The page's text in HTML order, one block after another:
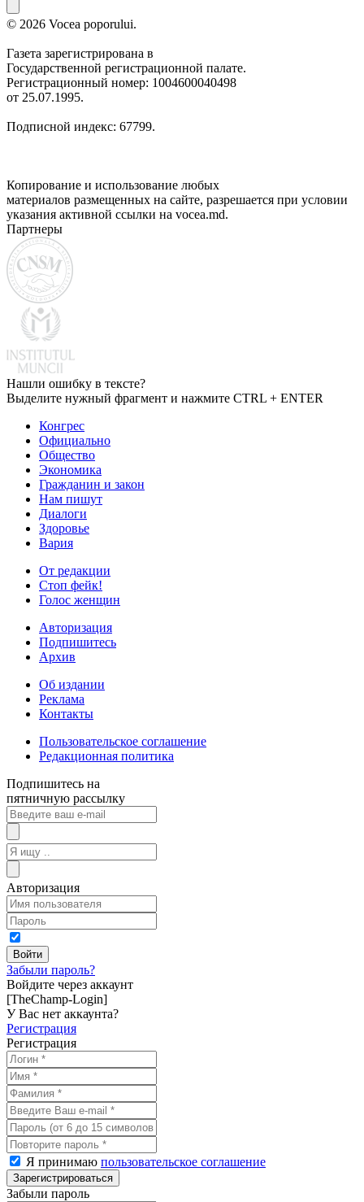
© 2026 Vocea poporului.
Газета зарегистрирована в
Государственной регистрационной палате.
Регистрационный номер: 1004600040498
от 25.07.1995.
Подписной индекс: 67799.
Копирование и использование любых
материалов размещенных на сайте, разрешается при условии
указания активной ссылки на vocea.md.
Партнеры
Нашли ошибку в тексте?
Выделите нужный фрагмент и нажмите CTRL + ENTER
Конгрес
Официально
Общество
Экономика
Гражданин и закон
Нам пишут
Диалоги
Здоровье
Вария
От редакции
Стоп фейк!
Голос женщин
Авторизация
Подпишитесь
Архив
Об издании
Реклама
Контакты
Пользовательское соглашение
Редакционная политика
Подпишитесь на
пятничную рассылку
Авторизация
Забыли пароль?
Войдите через аккаунт
[TheChamp-Login]
У Вас нет аккаунта?
Регистрация
Регистрация
Я принимаю пользовательское соглашение
Забыли пароль